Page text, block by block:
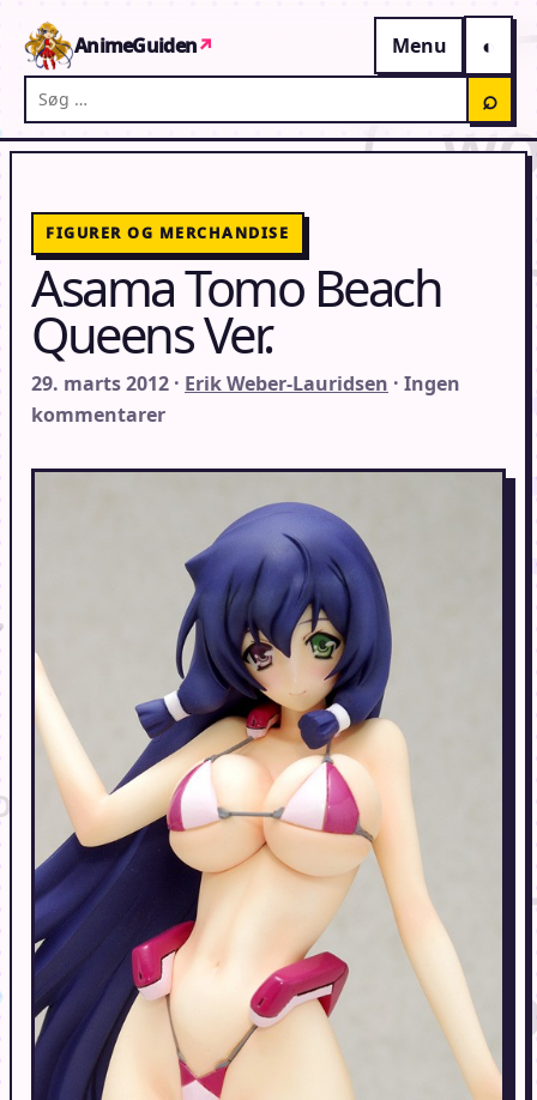
AnimeGuiden↗
Menu
Søg på AnimeGuiden
⌕
FIGURER OG MERCHANDISE
Asama Tomo Beach
Queens Ver.
29. marts 2012 · Erik Weber-Lauridsen · Ingen
kommentarer